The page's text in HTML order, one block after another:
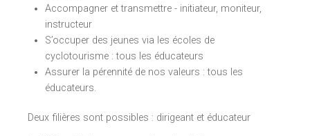
Accompagner et transmettre - initiateur, moniteur,
instructeur
S’occuper des jeunes via les écoles de
cyclotourisme : tous les éducateurs
Assurer la pérennité de nos valeurs : tous les
éducateurs.
Deux filières sont possibles : dirigeant et éducateur